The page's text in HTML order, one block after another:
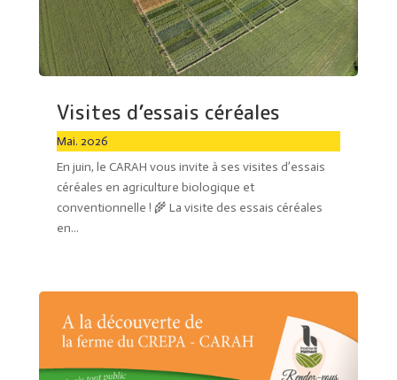
Visites d’essais céréales
Mai. 2026
En juin, le CARAH vous invite à ses visites d’essais
céréales en agriculture biologique et
conventionnelle ! 🌾 La visite des essais céréales
en...